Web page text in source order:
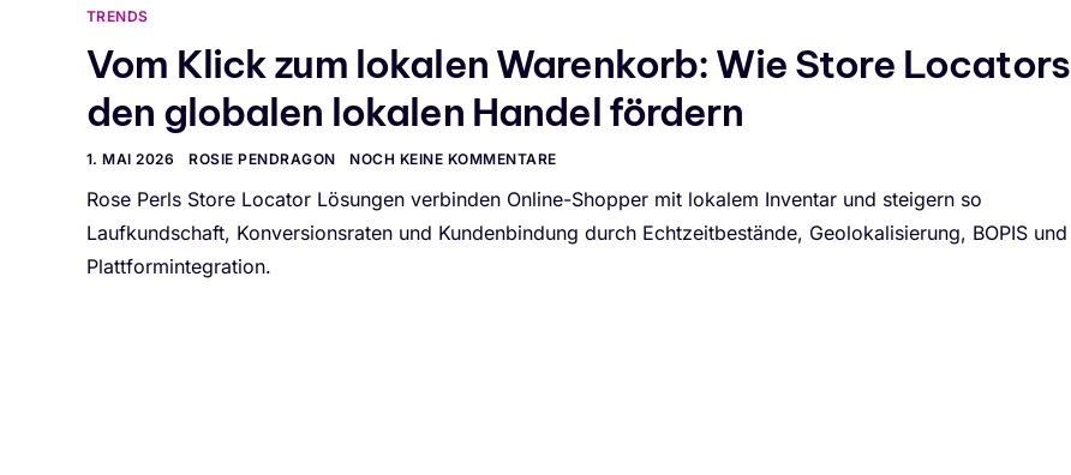
TRENDS
Vom Klick zum lokalen Warenkorb: Wie Store Locators
den globalen lokalen Handel fördern
1. MAI 2026 ROSIE PENDRAGON NOCH KEINE KOMMENTARE
Rose Perls Store Locator Lösungen verbinden Online-Shopper mit lokalem Inventar und steigern so
Laufkundschaft, Konversionsraten und Kundenbindung durch Echtzeitbestände, Geolokalisierung, BOPIS und
Plattformintegration.